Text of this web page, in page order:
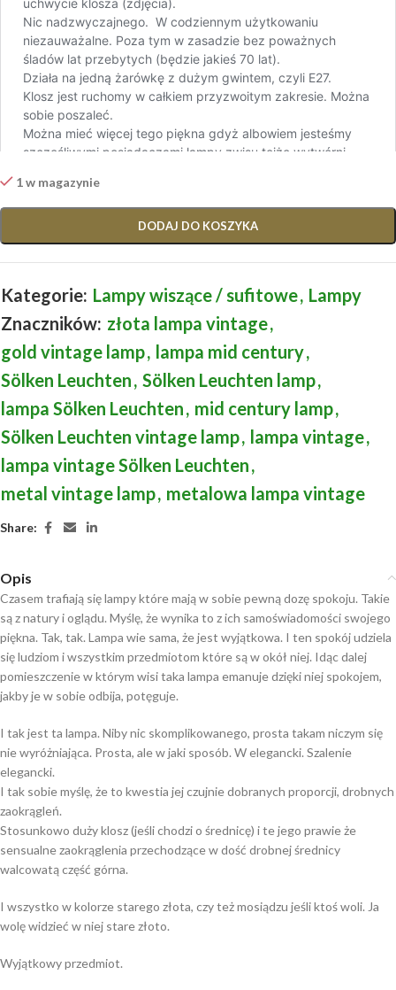
1 w magazynie
DODAJ DO KOSZYKA
Kategorie: Lampy wiszące / sufitowe, Lampy
Znaczników: złota lampa vintage,
gold vintage lamp, lampa mid century,
Sölken Leuchten, Sölken Leuchten lamp,
lampa Sölken Leuchten, mid century lamp,
Sölken Leuchten vintage lamp, lampa vintage,
lampa vintage Sölken Leuchten,
metal vintage lamp, metalowa lampa vintage
Share:
Opis
Czasem trafiają się lampy które mają w sobie pewną dozę spokoju. Takie
są z natury i oglądu. Myślę, że wynika to z ich samoświadomości swojego
piękna. Tak, tak. Lampa wie sama, że jest wyjątkowa. I ten spokój udziela
się ludziom i wszystkim przedmiotom które są w okół niej. Idąc dalej
pomieszczenie w którym wisi taka lampa emanuje dzięki niej spokojem,
jakby je w sobie odbija, potęguje.
I tak jest ta lampa. Niby nic skomplikowanego, prosta takam niczym się
nie wyróżniająca. Prosta, ale w jaki sposób. W elegancki. Szalenie
elegancki.
I tak sobie myślę, że to kwestia jej czujnie dobranych proporcji, drobnych
zaokrągleń.
Stosunkowo duży klosz (jeśli chodzi o średnicę) i te jego prawie że
sensualne zaokrąglenia przechodzące w dość drobnej średnicy
walcowatą część górna.
I wszystko w kolorze starego złota, czy też mosiądzu jeśli ktoś woli. Ja
wolę widzieć w niej stare złoto.
Wyjątkowy przedmiot.